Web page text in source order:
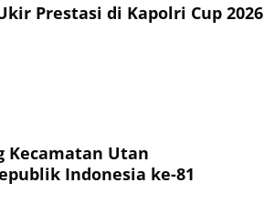
Prestasi di Kapolri Cup 2026
Kecamatan Utan
Indonesia ke-81